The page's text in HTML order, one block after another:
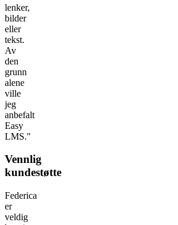
lenker,
bilder
eller
tekst.
Av
den
grunn
alene
ville
jeg
anbefalt
Easy
LMS."
Vennlig
kundestøtte
Federica
er
veldig